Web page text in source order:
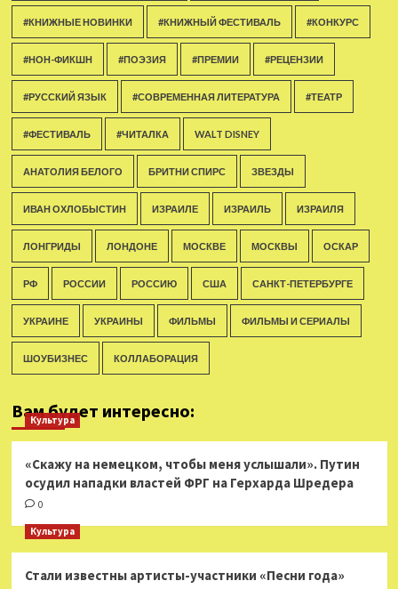
#КНИЖНЫЕ НОВИНКИ #КНИЖНЫЙ ФЕСТИВАЛЬ #КОНКУРС
#НОН-ФИКШН #ПОЭЗИЯ #ПРЕМИИ #РЕЦЕНЗИИ
#РУССКИЙ ЯЗЫК #СОВРЕМЕННАЯ ЛИТЕРАТУРА #ТЕАТР
#ФЕСТИВАЛЬ #ЧИТАЛКА WALT DISNEY
АНАТОЛИЯ БЕЛОГО БРИТНИ СПИРС ЗВЕЗДЫ
ИВАН ОХЛОБЫСТИН ИЗРАИЛЕ ИЗРАИЛЬ ИЗРАИЛЯ
ЛОНГРИДЫ ЛОНДОНЕ МОСКВЕ МОСКВЫ ОСКАР
РФ РОССИИ РОССИЮ США САНКТ-ПЕТЕРБУРГЕ
УКРАИНЕ УКРАИНЫ ФИЛЬМЫ ФИЛЬМЫ И СЕРИАЛЫ
ШОУБИЗНЕС КОЛЛАБОРАЦИЯ
Вам будет интересно:
Культура
«Скажу на немецком, чтобы меня услышали». Путин
осудил нападки властей ФРГ на Герхарда Шредера
0
Культура
Стали известны артисты-участники «Песни года»